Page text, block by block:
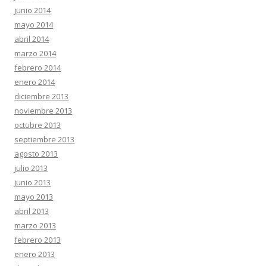
junio 2014
mayo 2014
abril 2014
marzo 2014
febrero 2014
enero 2014
diciembre 2013
noviembre 2013
octubre 2013
septiembre 2013
agosto 2013
julio 2013
junio 2013
mayo 2013
abril 2013
marzo 2013
febrero 2013
enero 2013